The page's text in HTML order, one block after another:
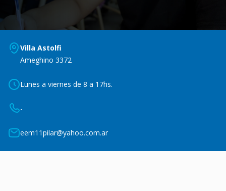
Villa Astolfi
Ameghino 3372
Lunes a viernes de 8 a 17hs.
-
eem11pilar@yahoo.com.ar